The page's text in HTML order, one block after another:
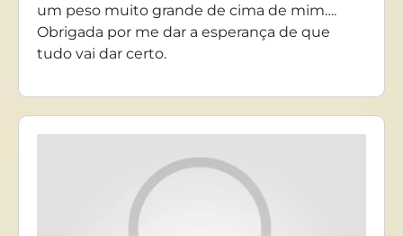
um peso muito grande de cima de mim….
Obrigada por me dar a esperança de que
tudo vai dar certo.